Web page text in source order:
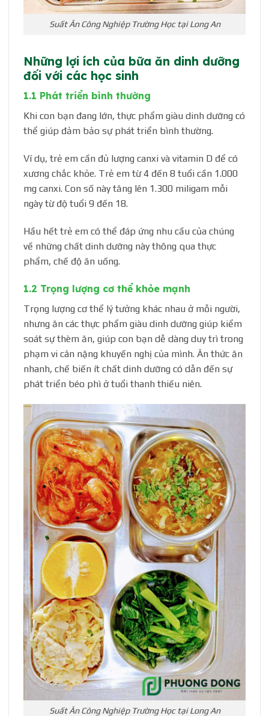
Suất Ăn Công Nghiệp Trường Học tại Long An
Những lợi ích của bữa ăn dinh dưỡng
đối với các học sinh
1.1 Phát triển bình thường
Khi con bạn đang lớn, thực phẩm giàu dinh dưỡng có
thể giúp đảm bảo sự phát triển bình thường.
Ví dụ, trẻ em cần đủ lượng canxi và vitamin D để có
xương chắc khỏe. Trẻ em từ 4 đến 8 tuổi cần 1.000
mg canxi. Con số này tăng lên 1.300 miligam mỗi
ngày từ độ tuổi 9 đến 18.
Hầu hết trẻ em có thể đáp ứng nhu cầu của chúng
về những chất dinh dưỡng này thông qua thực
phẩm, chế độ ăn uống.
1.2 Trọng lượng cơ thể khỏe mạnh
Trọng lượng cơ thể lý tưởng khác nhau ở mỗi người,
nhưng ăn các thực phẩm giàu dinh dưỡng giúp kiểm
soát sự thèm ăn, giúp con bạn dễ dàng duy trì trong
phạm vi cân nặng khuyến nghị của mình. Ăn thức ăn
nhanh, chế biến ít chất dinh dưỡng có dẫn đến sự
phát triển béo phì ở tuổi thanh thiếu niên.
Suất Ăn Công Nghiệp Trường Học tại Long An